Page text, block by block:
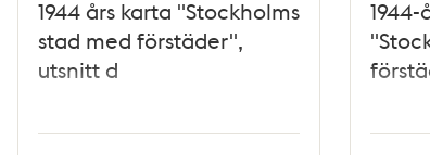
1944 års karta "Stockholms
stad med förstäder",
utsnitt d
1944-